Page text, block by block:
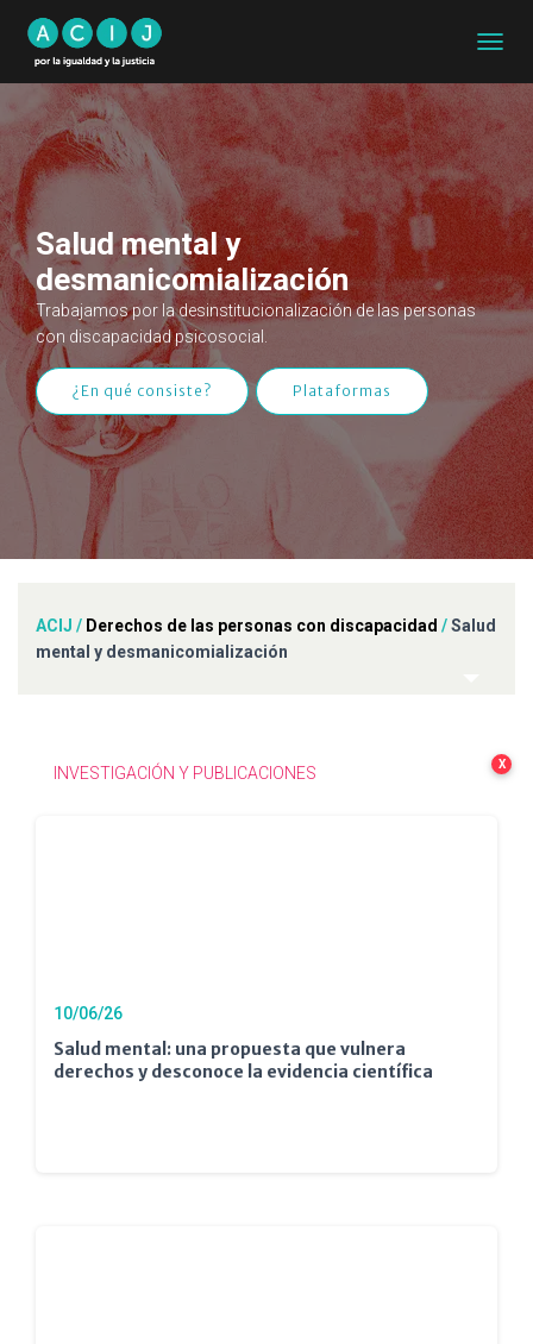
MODO
Salud mental y
desmanicomialización
Trabajamos por la desinstitucionalización de las personas
con discapacidad psicosocial.
¿En qué consiste? Plataformas
ACIJ / Derechos de las personas con discapacidad /Salud
mental y desmanicomialización
INVESTIGACIÓN Y PUBLICACIONES X
10/06/26
Salud mental: una propuesta que vulnera
derechos y desconoce la evidencia científica